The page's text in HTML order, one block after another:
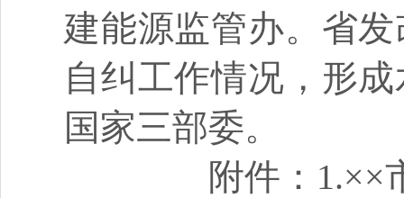
建能源监管办。省
自纠工作情况，形
国家三部委。
附件： 1.××